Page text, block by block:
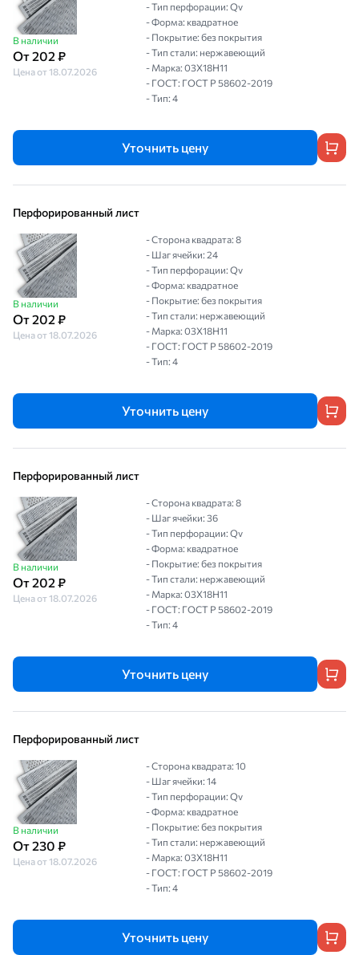
В наличии
От 202 ₽
Цена от 18.07.2026
- Тип перфорации: Qv
- Форма: квадратное
- Покрытие: без покрытия
- Тип стали: нержавеющий
- Марка: 03Х18Н11
- ГОСТ: ГОСТ Р 58602-2019
- Тип: 4
Уточнить цену
Перфорированный лист
В наличии
От 202 ₽
Цена от 18.07.2026
- Сторона квадрата: 8
- Шаг ячейки: 24
- Тип перфорации: Qv
- Форма: квадратное
- Покрытие: без покрытия
- Тип стали: нержавеющий
- Марка: 03Х18Н11
- ГОСТ: ГОСТ Р 58602-2019
- Тип: 4
Уточнить цену
Перфорированный лист
В наличии
От 202 ₽
Цена от 18.07.2026
- Сторона квадрата: 8
- Шаг ячейки: 36
- Тип перфорации: Qv
- Форма: квадратное
- Покрытие: без покрытия
- Тип стали: нержавеющий
- Марка: 03Х18Н11
- ГОСТ: ГОСТ Р 58602-2019
- Тип: 4
Уточнить цену
Перфорированный лист
В наличии
От 230 ₽
Цена от 18.07.2026
- Сторона квадрата: 10
- Шаг ячейки: 14
- Тип перфорации: Qv
- Форма: квадратное
- Покрытие: без покрытия
- Тип стали: нержавеющий
- Марка: 03Х18Н11
- ГОСТ: ГОСТ Р 58602-2019
- Тип: 4
Уточнить цену